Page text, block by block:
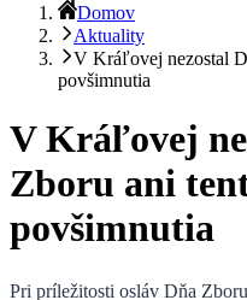
Domov
Aktuality
V Kráľovej nezostal
povšimnutia
V Kráľovej
Zboru ani
povšimnutia
Pri príležitosti osláv Dňa